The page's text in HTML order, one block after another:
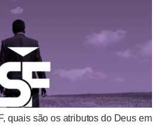
quais são os atributos do Deus em